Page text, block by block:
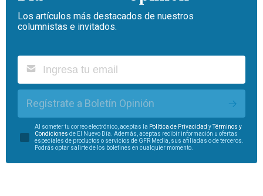
Los artículos más destacados de nuestros
columnistas e invitados.
Regístrate a Boletín Opinión
Al someter tu correo electrónico, aceptas la Política de Privacidad y
Términos y
Condiciones de El Nuevo Día. Además, aceptas recibir información u ofertas
especiales de productos o servicios de GFR Media, sus afiliadas o de terceros.
Podrás optar salirte de los boletines en cualquier momento.